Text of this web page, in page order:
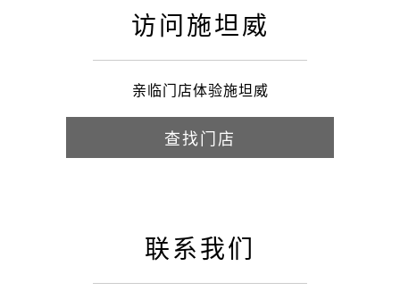
访问施坦威
亲临门店体验施坦威
查找门店
联系我们